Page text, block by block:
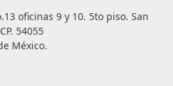
oficinas 9 y 10. 5to piso. San
54055
México.